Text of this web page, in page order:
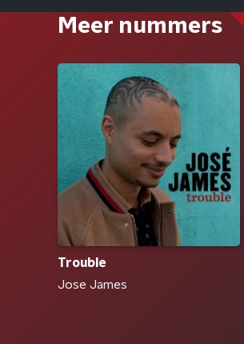
Meer nummers
Trouble
Jose James